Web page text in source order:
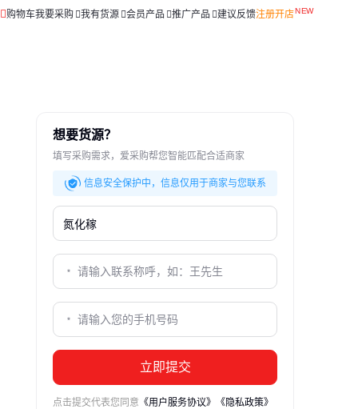
购物车我要采购 我有货源 会员产品 推广产品 建议反馈注册开店
想要货源？
填写采购需求，爱采购帮您智能匹配合适商家
信息安全保护中，信息仅用于商家与您联系
立即提交
点击提交代表您同意 《用户服务协议》 《隐私政策》